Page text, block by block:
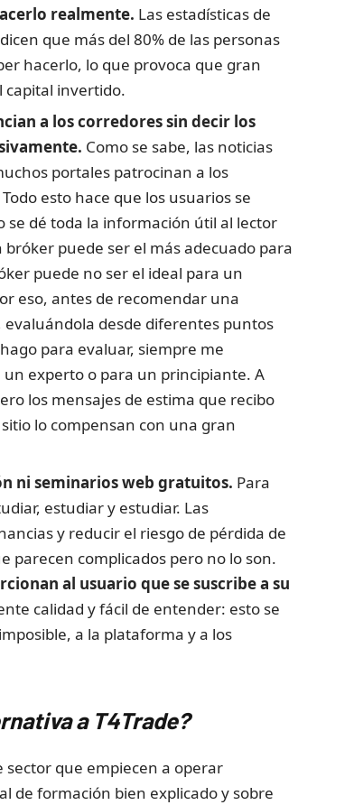
realmente. Las estadísticas de
que más del 80% de las personas
hacerlo, lo que provoca que gran
capital invertido.
a los corredores sin decir los
Como se sabe, las noticias
portales patrocinan a los
esto hace que los usuarios se
dé toda la información útil al lector
puede ser el más adecuado para
puede no ser el ideal para un
eso, antes de recomendar una
desde diferentes puntos
para evaluar, siempre me
experto o para un principiante. A
los mensajes de estima que recibo
lo compensan con una gran
ni seminarios web gratuitos. Para
estudiar y estudiar. Las
y reducir el riesgo de pérdida de
parecen complicados pero no lo son.
al usuario que se suscribe a su
calidad y fácil de entender: esto se
a la plataforma y a los
a T4Trade?
sector que empiecen a operar
de formación bien explicado y sobre